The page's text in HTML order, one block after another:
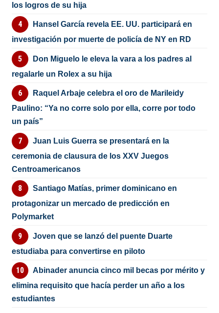
los logros de su hija
Hansel García revela EE. UU. participará en
investigación por muerte de policía de NY en RD
Don Miguelo le eleva la vara a los padres al
regalarle un Rolex a su hija
Raquel Arbaje celebra el oro de Marileidy
Paulino: “Ya no corre solo por ella, corre por todo
un país”
Juan Luis Guerra se presentará en la
ceremonia de clausura de los XXV Juegos
Centroamericanos
Santiago Matías, primer dominicano en
protagonizar un mercado de predicción en
Polymarket
Joven que se lanzó del puente Duarte
estudiaba para convertirse en piloto
Abinader anuncia cinco mil becas por mérito y
elimina requisito que hacía perder un año a los
estudiantes